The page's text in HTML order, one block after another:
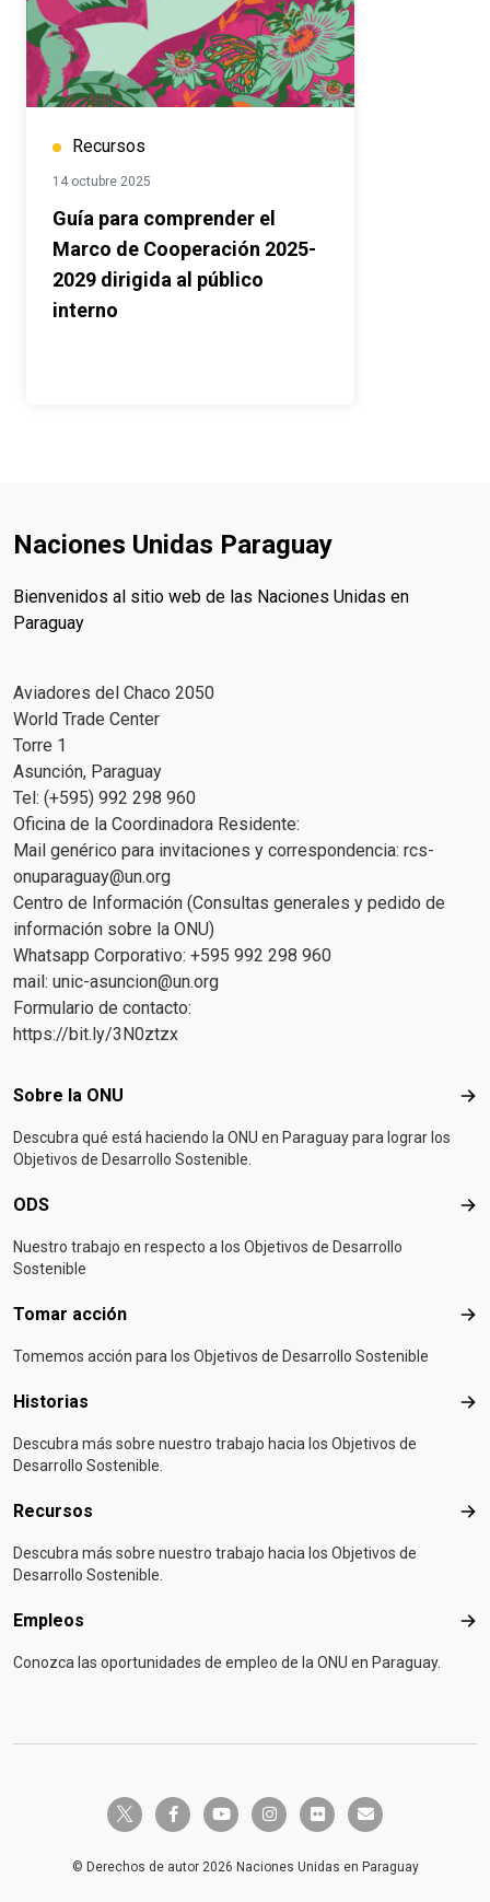
Recursos
14 octubre 2025
Guía para comprender el
Marco de Cooperación 2025-
2029 dirigida al público
interno
Naciones Unidas Paraguay
Bienvenidos al sitio web de las Naciones Unidas en
Paraguay
Aviadores del Chaco 2050
World Trade Center
Torre 1
Asunción, Paraguay
Tel: (+595) 992 298 960
Oficina de la Coordinadora Residente:
Mail genérico para invitaciones y correspondencia: rcs-
onuparaguay@un.org
Centro de Información (Consultas generales y pedido de
información sobre la ONU)
Whatsapp Corporativo: +595 992 298 960
mail: unic-asuncion@un.org
Formulario de contacto:
https://bit.ly/3N0ztzx
Footer menu
Sobre la ONU
Descubra qué está haciendo la ONU en Paraguay para lograr los
Objetivos de Desarrollo Sostenible.
ODS
Nuestro trabajo en respecto a los Objetivos de Desarrollo
Sostenible
Tomar acción
Tomemos acción para los Objetivos de Desarrollo Sostenible
Historias
Descubra más sobre nuestro trabajo hacia los Objetivos de
Desarrollo Sostenible.
Recursos
Descubra más sobre nuestro trabajo hacia los Objetivos de
Desarrollo Sostenible.
Empleos
Conozca las oportunidades de empleo de la ONU en Paraguay.
twitter-x facebook-fyoutube instagramflickr envelope
© Derechos de autor 2026 Naciones Unidas en Paraguay